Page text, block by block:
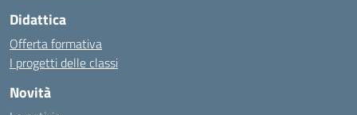
Didattica
Offerta formativa
I progetti delle classi
Novità